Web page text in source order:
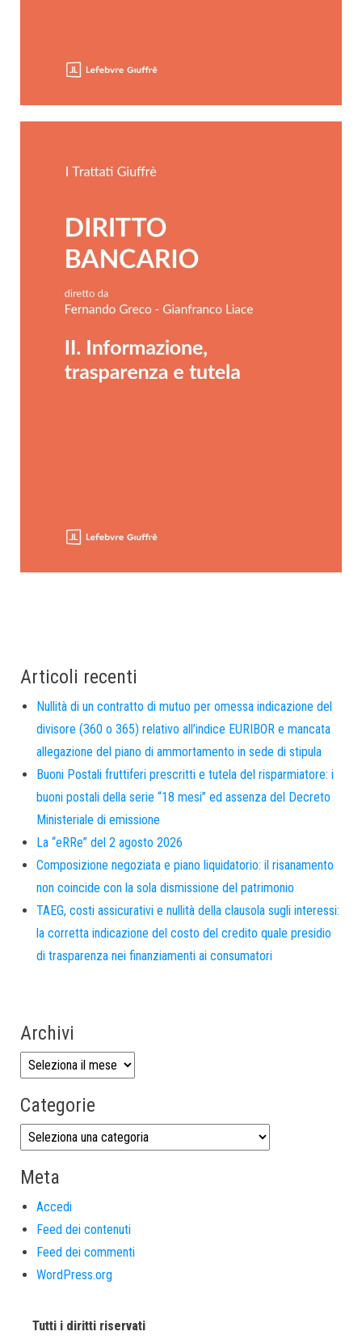
Articoli recenti
Nullità di un contratto di mutuo per omessa indicazione del
divisore (360 o 365) relativo all’indice EURIBOR e mancata
allegazione del piano di ammortamento in sede di stipula
Buoni Postali fruttiferi prescritti e tutela del risparmiatore: i
buoni postali della serie “18 mesi” ed assenza del Decreto
Ministeriale di emissione
La “eRRe” del 2 agosto 2026
Composizione negoziata e piano liquidatorio: il risanamento
non coincide con la sola dismissione del patrimonio
TAEG, costi assicurativi e nullità della clausola sugli interessi:
la corretta indicazione del costo del credito quale presidio
di trasparenza nei finanziamenti ai consumatori
Archivi
Categorie
Meta
Accedi
Feed dei contenuti
Feed dei commenti
WordPress.org
Tutti i diritti riservati